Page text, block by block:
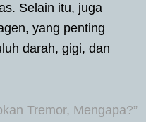
Selain itu, juga
yang penting
darah, gigi, dan
Tremor, Mengapa?”